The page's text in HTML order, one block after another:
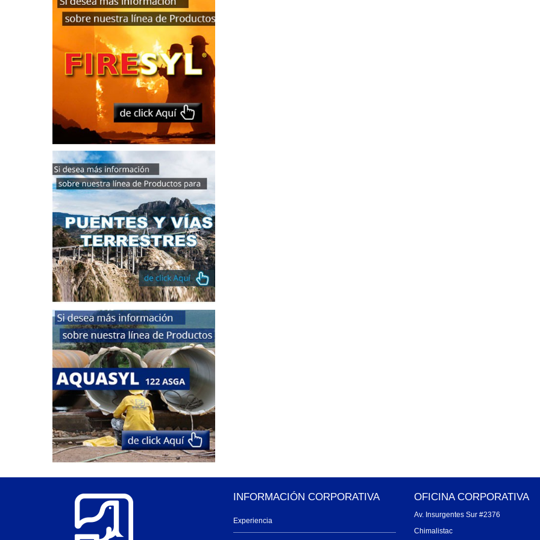
INFORMACIÓN CORPORATIVA
Experiencia
OFICINA CORPORATIVA
Av. Insurgentes Sur #2376
Chimalistac